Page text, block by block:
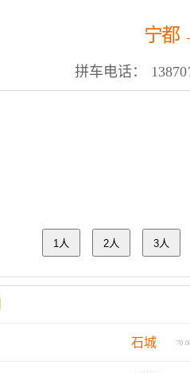
宁都
拼车电话：
1人 2人 3人
石城